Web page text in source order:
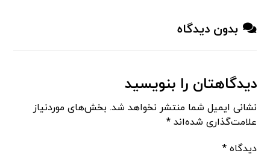
بدون دیدگاه
دیدگاهتان را بنویسید
نشانی ایمیل شما منتشر نخواهد شد. بخش‌های موردنیاز
علامت‌گذاری شده‌اند*
دیدگاه*